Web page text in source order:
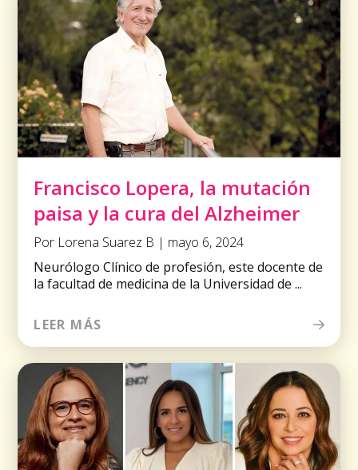
Francisco Lopera, la mutación
paisa y la cura del Alzheimer
Por Lorena Suarez B | mayo 6, 2024
Neurólogo Clínico de profesión, este docente de
la facultad de medicina de la Universidad de ...
LEER MÁS